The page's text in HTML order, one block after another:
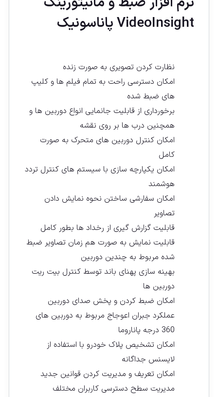
VideoInsight پاناسونیک
نظارت کردن تصویری به صورت زنده
امکان دسترسی راحت به تمام فیلم ها و کلیپ
های ضبط شده
برخورداری از قابلیت جانمایی انواع دوربین ها و
همچنین درب ها بر روی نقشه
امکان کنترل دوربين های متحرک به صورت
کامل
امکان یکپارچه سازی با سیستم های کنترل تردد
هوشمند
امکان سفارشی ساختن نحوه نمایش دادن
تصاویر
قابلیت گزارش گيری از رخداد ها بطور کامل
قابلیت نمايش به صورت هم زمان تصاویر ضبط
شده مربوط به چندین دوربین
بهینه سازی پهنای باند توسط کنترل بیت ریت
دوربین ها
امکان ضبط کردن و پخش صدای دوربین
عملکرد جبران اعوجاج مربوط به دوربین های
360 درجه پاناروما
امکان تشخیص پلاک خودرو با استفاده از
لایسنس جداگانه
امکان تعريف و مدیریت کردن قوانین جدید
مدیریت سطح دسترسی کاربران مختلف